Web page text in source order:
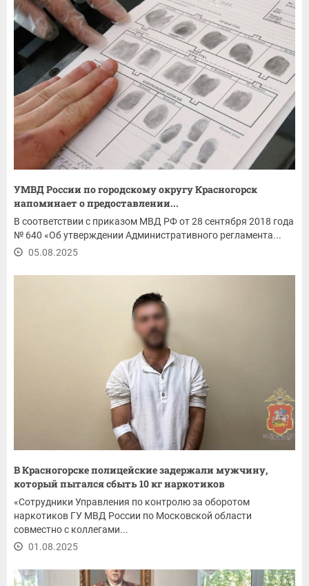
УМВД России по городскому округу Красногорск
напоминает о предоставлении...
В соответствии с приказом МВД РФ от 28 сентября 2018 года
№ 640 «Об утверждении Административного регламента...
05.08.2025
В Красногорске полицейские задержали мужчину,
который пытался сбыть 10 кг наркотиков
«Сотрудники Управления по контролю за оборотом
наркотиков ГУ МВД России по Московской области
совместно с коллегами...
01.08.2025